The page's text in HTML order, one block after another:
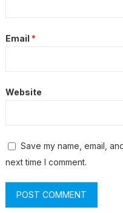
Email *
Website
Save my name, email,
next time I comment.